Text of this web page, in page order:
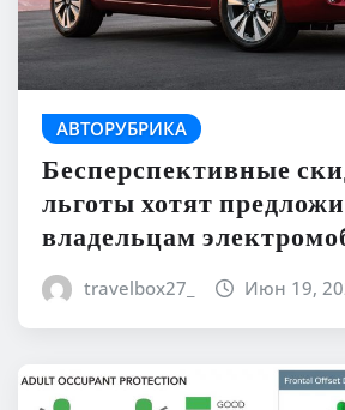
АВТОРУБРИКА
Бесперспективные
льготы хотят
владельцам
travelbox27_ Июн 19,